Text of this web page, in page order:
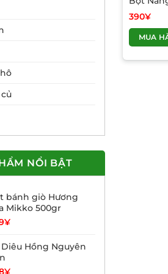
củ
NỔI BẬT
bánh giò Hương
Mikko 500gr
¥
Diêu Hồng Nguyên
¥
390¥
MUA